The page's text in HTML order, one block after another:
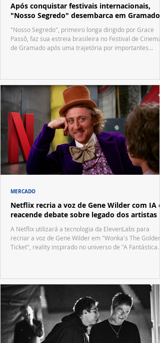
Após conquistar festivais internacionais,
"Nosso Segredo" desembarca em Gramado
"Nosso Segredo", primeiro longa dirigido por Grace
Passô, faz sua estreia brasileira no Festival de Cinema
de Gramado após uma trajetória por importantes
Netflix recria a voz de Gene Wilder com IA e
reacende debate sobre legado dos artistas
A Netflix utilizará a tecnologia da ElevenLabs para
recriar a voz de Gene Wilder em "Wonka's The Golden
Ticket", reality inspirado no universo de "A Fantástica
MERCADO